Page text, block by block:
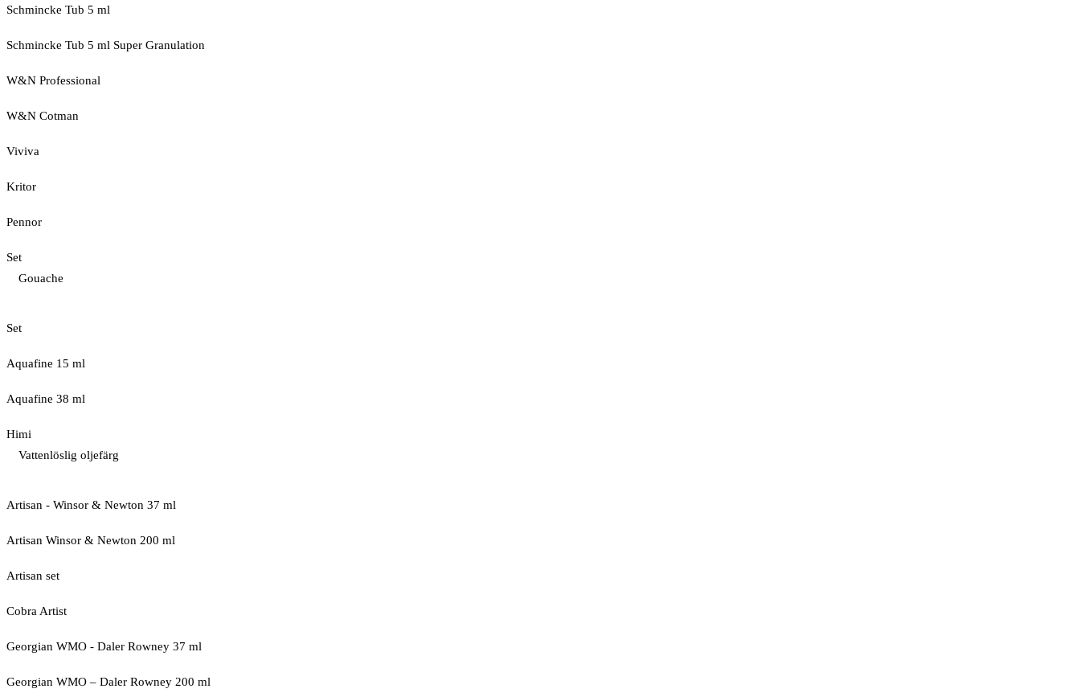
Schmincke Tub 5 ml
Schmincke Tub 5 ml Super Granulation
W&N Professional
W&N Cotman
Viviva
Kritor
Pennor
Set
Gouache
Set
Aquafine 15 ml
Aquafine 38 ml
Himi
Vattenlöslig oljefärg
Artisan - Winsor & Newton 37 ml
Artisan Winsor & Newton 200 ml
Artisan set
Cobra Artist
Georgian WMO - Daler Rowney 37 ml
Georgian WMO – Daler Rowney 200 ml